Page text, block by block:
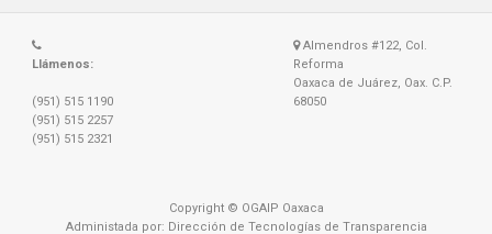
Llámenos:
(951) 515 1190
(951) 515 2257
(951) 515 2321
Almendros #122, Col.
Reforma
Oaxaca de Juárez, Oax. C.P.
68050
Copyright © OGAIP Oaxaca
Administada por: Dirección de Tecnologías de Transparencia